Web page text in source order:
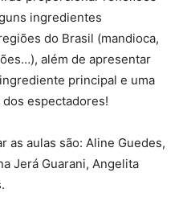
ingredientes
do Brasil (mandioca,
além de apresentar
principal e uma
espectadores!
as aulas são: Aline Guedes,
Jerá Guarani, Angelita